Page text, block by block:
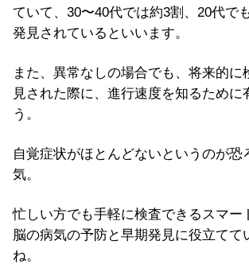
ていて、30〜40代では約3割、20代で
発見されているといいます。
また、異常なしの場合でも、将来的に
見された際に、進行速度を知るために
う。
自覚症状がほとんどないというのが恐
気。
忙しい方でも手軽に検査できるスマー
脳の病気の予防と早期発見に役立てて
ね。